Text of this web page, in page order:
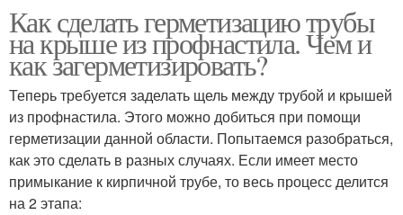
Как сделать герметизацию трубы
на крыше из профнастила. Чем и
как загерметизировать?
Теперь требуется заделать щель между трубой и крышей
из профнастила. Этого можно добиться при помощи
герметизации данной области. Попытаемся разобраться,
как это сделать в разных случаях. Если имеет место
примыкание к кирпичной трубе, то весь процесс делится
на 2 этапа: